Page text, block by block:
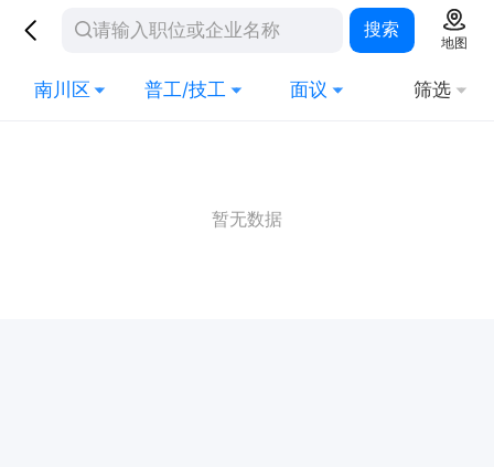
搜索
地图
南川区 普工/技工 面议 筛选
暂无数据